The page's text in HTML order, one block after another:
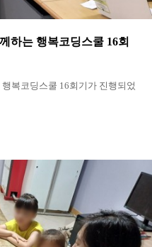
하는 행복코딩스쿨 16회
복코딩스쿨 16회기가 진행되었